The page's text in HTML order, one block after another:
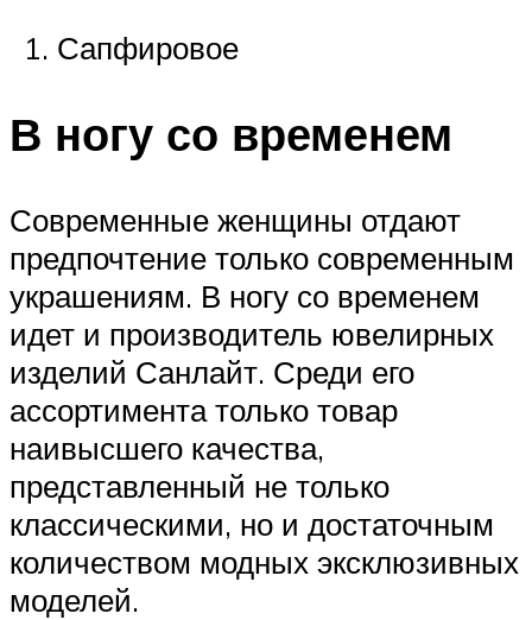
Сапфировое
В ногу со временем
Современные женщины отдают
предпочтение только современным
украшениям. В ногу со временем
идет и производитель ювелирных
изделий Санлайт. Среди его
ассортимента только товар
наивысшего качества,
представленный не только
классическими, но и достаточным
количеством модных эксклюзивных
моделей.